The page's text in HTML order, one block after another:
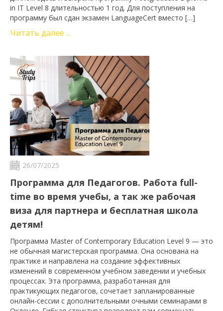
in IT Level 8 длительностью 1 год. Для поступления на
программу был сдан экзамен LanguageCert вместо […]
Читать далее ...
26/07/2025
Программа для Педагогов. Работа full-
time во время учебы, а так же рабочая
виза для партнера и бесплатная школа
детям!
Программа Master of Contemporary Education Level 9 — это
не обычная магистерская программа. Она основана на
практике и направлена на создание эффективных
изменений в современном учебном заведении и учебных
процессах. Эта программа, разработанная для
практикующих педагогов, сочетает запланированные
онлайн-сессии с дополнительными очными семинарами в